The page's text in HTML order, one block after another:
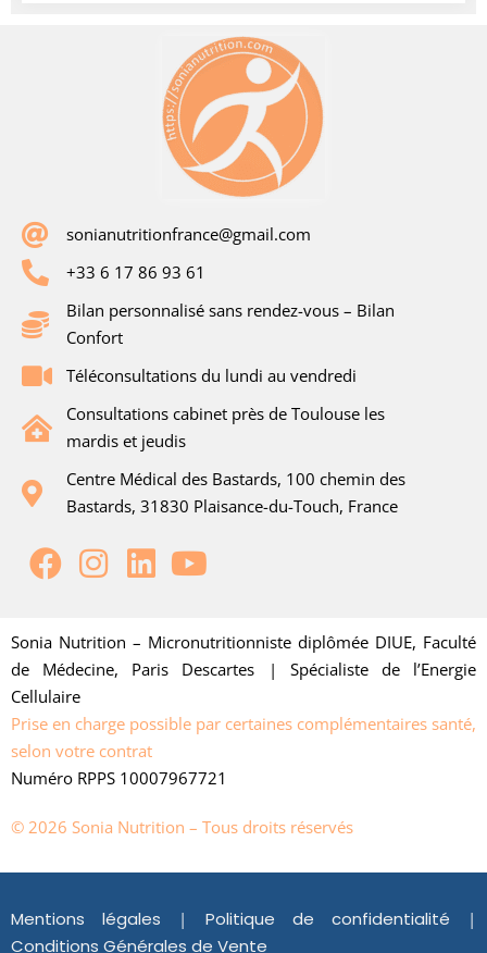
sonianutritionfrance@gmail.com
+33 6 17 86 93 61
Bilan personnalisé sans rendez-vous – Bilan
Confort
Téléconsultations du lundi au vendredi
Consultations cabinet près de Toulouse les
mardis et jeudis
Centre Médical des Bastards, 100 chemin des
Bastards, 31830 Plaisance-du-Touch, France
Sonia Nutrition – Micronutritionniste diplômée DIUE, Faculté
de Médecine, Paris Descartes | Spécialiste de l’Energie
Cellulaire
Prise en charge possible par certaines complémentaires santé,
selon votre contrat
Numéro RPPS 10007967721
© 2026 Sonia Nutrition – Tous droits réservés
Mentions légales | Politique de confidentialité |
Conditions Générales de Vente